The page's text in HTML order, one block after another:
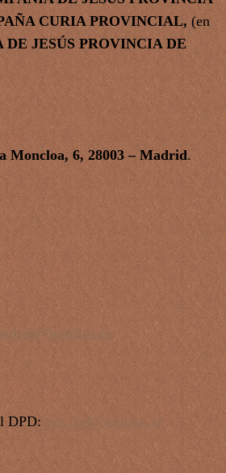
CURIA PROVINCIAL, (en
DE JESÚS PROVINCIA DE
Moncloa, 6, 28003 – Madrid.
DPD: esp.dpd@jesuitas.es